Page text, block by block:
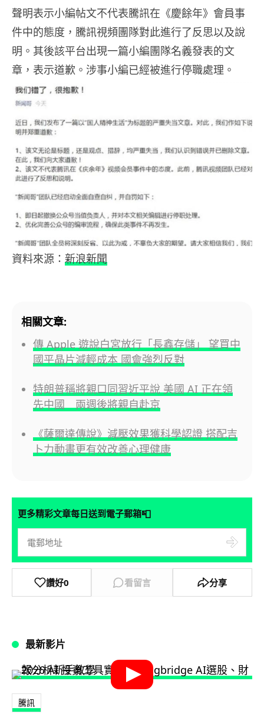
聲明表示小編帖文不代表騰訊在《慶餘年》會員事
件中的態度，騰訊視頻團隊對此進行了反思以及說
明。其後該平台出現一篇小編團隊名義發表的文
章，表示道歉。涉事小編已經被進行停職處理。
資料來源： 新浪新聞
相關文章:
傳 Apple 遊說白宮放行「長鑫存儲」 望買中
國平晶片減輕成本 國會強烈反對
特朗普稱將親口同習近平說 美國 AI 正在領
先中國 兩週後將親自赴京
《薩爾達傳說》減壓效果獲科學認證 搭配吉
卜力動畫更有效改善心理健康
更多精彩文章每日送到電子郵箱📮
讚好0 看留言 分享
最新影片
騰訊